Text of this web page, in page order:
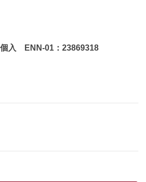
入 ENN-01：23869318